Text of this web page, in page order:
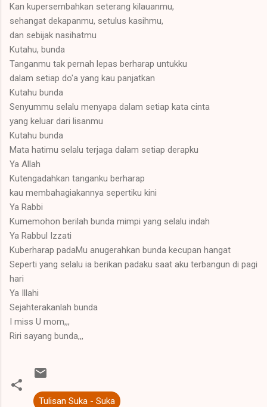
Kan kupersembahkan seterang kilauanmu,
sehangat dekapanmu, setulus kasihmu,
dan sebijak nasihatmu
Kutahu, bunda
Tanganmu tak pernah lepas berharap untukku
dalam setiap do'a yang kau panjatkan
Kutahu bunda
Senyummu selalu menyapa dalam setiap kata cinta
yang keluar dari lisanmu
Kutahu bunda
Mata hatimu selalu terjaga dalam setiap derapku
Ya Allah
Kutengadahkan tanganku berharap
kau membahagiakannya sepertiku kini
Ya Rabbi
Kumemohon berilah bunda mimpi yang selalu indah
Ya Rabbul Izzati
Kuberharap padaMu anugerahkan bunda kecupan hangat
Seperti yang selalu ia berikan padaku saat aku terbangun di pagi
hari
Ya Illahi
Sejahterakanlah bunda
I miss U mom,,,
Riri sayang bunda,,,
Tulisan Suka - Suka